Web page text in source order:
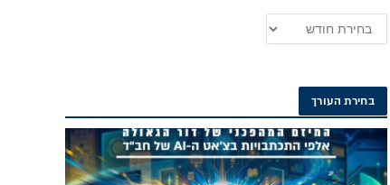
בחירת העורך